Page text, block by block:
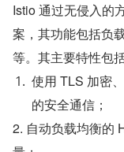
Istio 通过无侵入的
案，其功能包括负
等。其主要特性包
使用 TLS 加密
的安全通信；
2. 自动负载均衡的